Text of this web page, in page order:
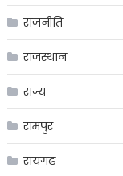
राजनीति
राजस्थान
राज्य
रामपुर
रायगढ़